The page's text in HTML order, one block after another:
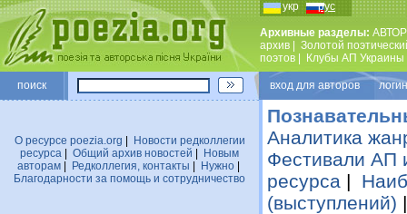
укр рус
Архивные разделы:
архив
Золотой
поэтов
Клубы АП Украины
поиск вход для авторов
О ресурсе poezia.org
Новости редколлегии
ресурса
Общий архив новостей
Новым
авторам| Редколлегия, контакты Нужно|
Благодарности за помощь и сотрудничество
Аналитика
Фестивали АП
ресурса |
(выступлений)